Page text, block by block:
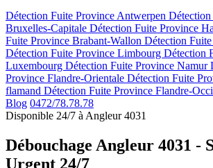
Détection Fuite Province Antwerpen
Bruxelles-Capitale Détection Fuite Province
Fuite Province Brabant-Wallon Détection
Détection Fuite Province Limbourg Détection
Luxembourg Détection Fuite Province Namur
Province Flandre-Orientale Détection Fuite
flamand Détection Fuite Province Flandre-
Blog 0472/78.78.78
Disponible 24/7 à Angleur 4031
Débouchage Angleur 4031 -
Urgent 24/7